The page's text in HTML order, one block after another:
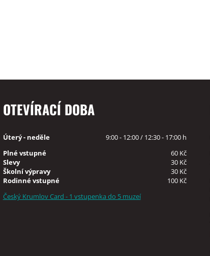
OTEVÍRACÍ DOBA
Úterý - neděle
9:00 - 12:00 / 12:30 - 17:00 h
Plné vstupné
60 Kč
Slevy
30 Kč
Školní výpravy
30 Kč
Rodinné vstupné
100 Kč
Český Krumlov Card - 1 vstupenka do 5 muzeí